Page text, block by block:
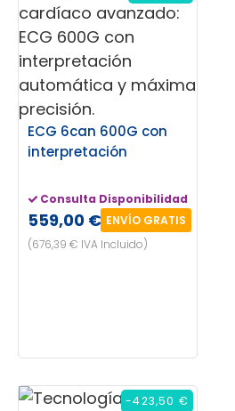
ECG 6can 600G con
interpretación
Consulta Disponibilidad
559,00 € ENVÍO GRATIS
(676,39 € IVA Incluido)
-423,50 €